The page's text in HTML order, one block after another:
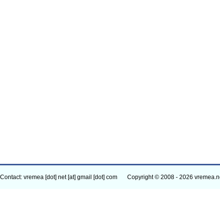
Contact: vremea [dot] net [at] gmail [dot] com Copyright © 2008 - 2026